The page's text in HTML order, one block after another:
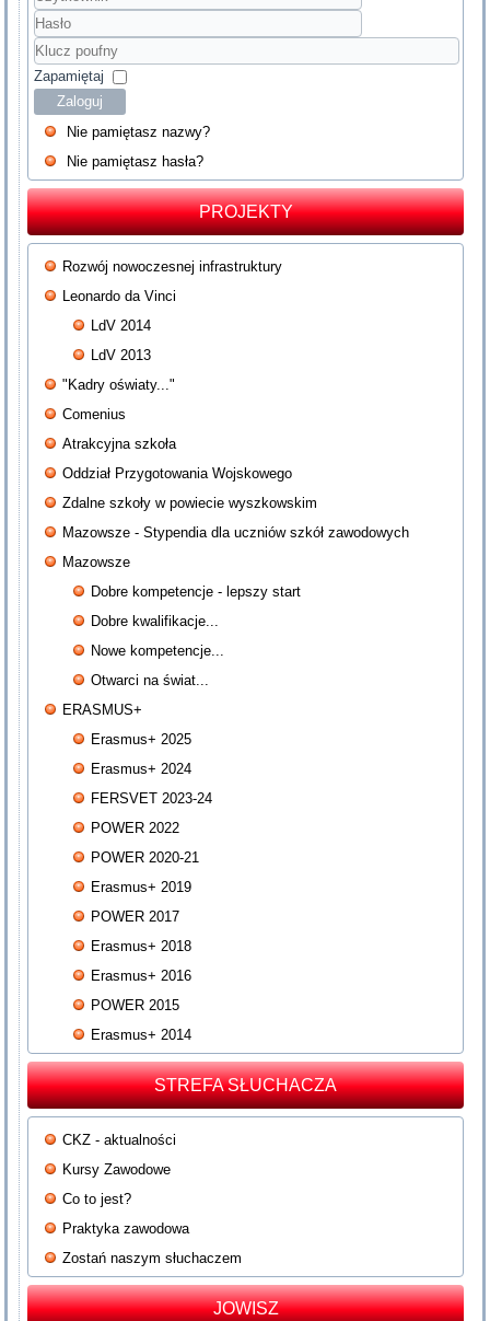
Użytkownik
Hasło
Klucz
poufny
Zapamiętaj
Zaloguj
Nie pamiętasz nazwy?
Nie pamiętasz hasła?
PROJEKTY
Rozwój nowoczesnej infrastruktury
Leonardo da Vinci
LdV 2014
LdV 2013
"Kadry oświaty..."
Comenius
Atrakcyjna szkoła
Oddział Przygotowania Wojskowego
Zdalne szkoły w powiecie wyszkowskim
Mazowsze - Stypendia dla uczniów szkół zawodowych
Mazowsze
Dobre kompetencje - lepszy start
Dobre kwalifikacje...
Nowe kompetencje...
Otwarci na świat...
ERASMUS+
Erasmus+ 2025
Erasmus+ 2024
FERSVET 2023-24
POWER 2022
POWER 2020-21
Erasmus+ 2019
POWER 2017
Erasmus+ 2018
Erasmus+ 2016
POWER 2015
Erasmus+ 2014
STREFA SŁUCHACZA
CKZ - aktualności
Kursy Zawodowe
Co to jest?
Praktyka zawodowa
Zostań naszym słuchaczem
JOWISZ